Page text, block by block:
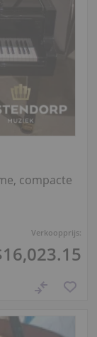
Verkoopprijs:
compacte